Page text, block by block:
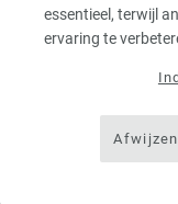
essentieel, terwijl
ervaring te
Afwijzen